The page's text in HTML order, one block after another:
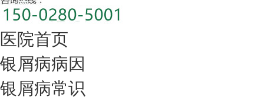
医院首页
银屑病病因
银屑病常识